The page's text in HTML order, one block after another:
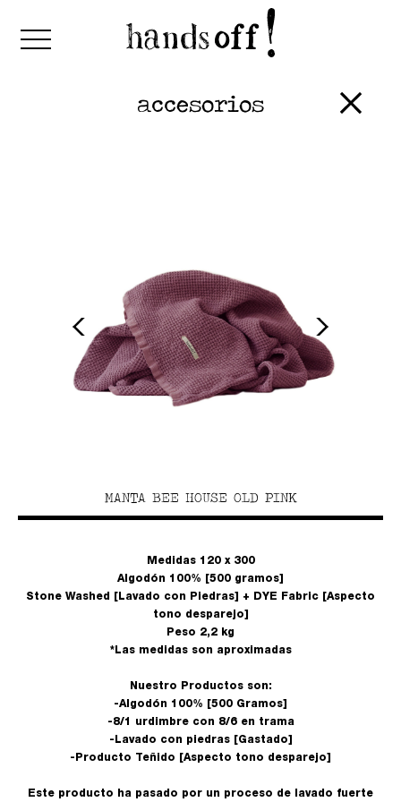
accesorios
MANTA BEE HOUSE OLD PINK
Medidas 120 x 300
Algodón 100% [500 gramos]
Stone Washed [Lavado con Piedras] + DYE Fabric [Aspecto
tono desparejo]
Peso 2,2 kg
*Las medidas son aproximadas
Nuestro Productos son:
-Algodón 100% [500 Gramos]
-8/1 urdimbre con 8/6 en trama
-Lavado con piedras [Gastado]
-Producto Teñido [Aspecto tono desparejo]
Este producto ha pasado por un proceso de lavado fuerte